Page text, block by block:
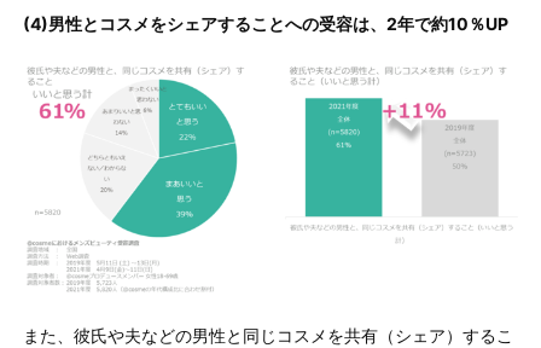
(4)男性とコスメをシェアすることへの受容は、2年で約10％UP
また、彼氏や夫などの男性と同じコスメを共有（シェア）するこ